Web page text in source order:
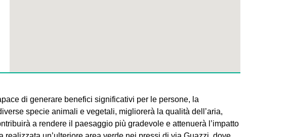
di generare benefici significativi per le persone, la
specie animali e vegetali, migliorerà la qualità dell’aria,
a rendere il paesaggio più gradevole e attenuerà l’impatto